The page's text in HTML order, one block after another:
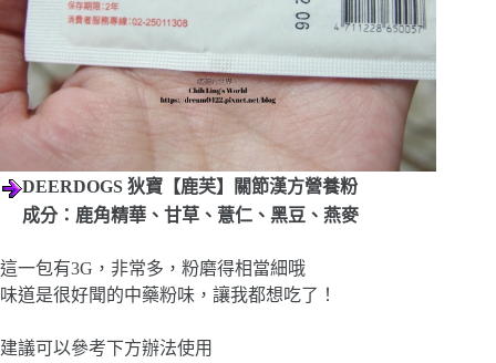
DEERDOGS 狄寶【鹿芙】關節漢方營養粉
成分：鹿角精華、甘草、薏仁、黑豆、燕麥
這一包有3G，非常多，粉磨得相當細哦
味道是很好聞的中藥粉味，讓我都想吃了！
建議可以參考下方辦法使用